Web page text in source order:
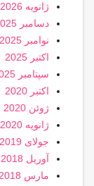
ژانویه 2026
دسامبر 2025
نوامبر 2025
اکتبر 2025
سپتامبر 2025
اکتبر 2020
ژوئن 2020
ژانویه 2020
جولای 2019
آوریل 2018
مارس 2018